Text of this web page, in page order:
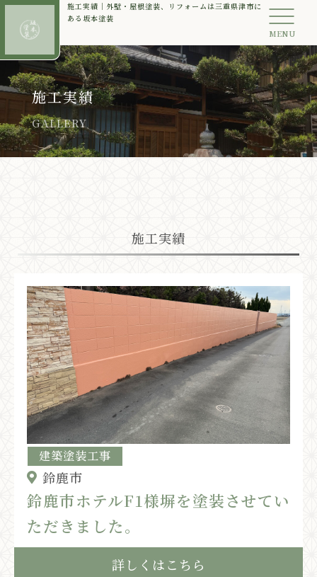
施工実績｜外壁・屋根塗装、リフォームは三重県津市に
ある坂本塗装
MENU
施工実績
GALLERY
施工実績
建築塗装工事
鈴鹿市
鈴鹿市ホテルF1様塀を塗装させてい
ただきました。
詳しくはこちら